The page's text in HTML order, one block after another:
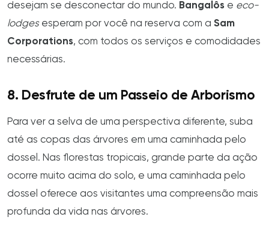
desejam se desconectar do mundo. Bangalôs e eco-
lodgesesperam por você na reserva com a Sam
Corporations, com todos os serviços e comodidades
necessárias.
8. Desfrute de um Passeio de Arborismo
Para ver a selva de uma perspectiva diferente, suba
até as copas das árvores em uma caminhada pelo
dossel. Nas florestas tropicais, grande parte da ação
ocorre muito acima do solo, e uma caminhada pelo
dossel oferece aos visitantes uma compreensão mais
profunda da vida nas árvores.